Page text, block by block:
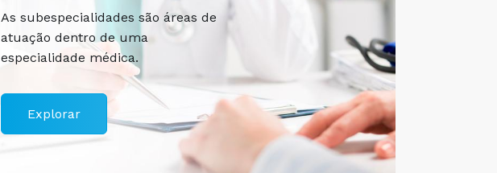
As subespecialidades são áreas de
atuação dentro de uma
especialidade médica.
Explorar